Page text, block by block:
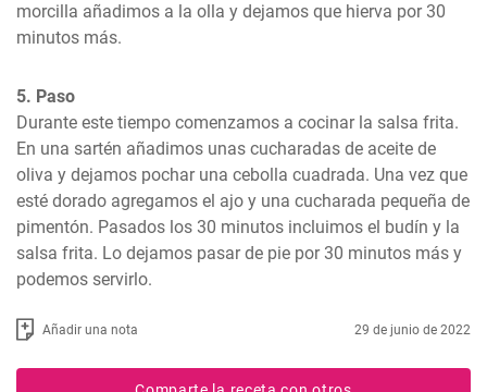
morcilla añadimos a la olla y dejamos que hierva por 30
minutos más.
5. Paso
Durante este tiempo comenzamos a cocinar la salsa frita.
En una sartén añadimos unas cucharadas de aceite de
oliva y dejamos pochar una cebolla cuadrada. Una vez que
esté dorado agregamos el ajo y una cucharada pequeña de
pimentón. Pasados ​​los 30 minutos incluimos el budín y la
salsa frita. Lo dejamos pasar de pie por 30 minutos más y
podemos servirlo.
Añadir una nota 29 de junio de 2022